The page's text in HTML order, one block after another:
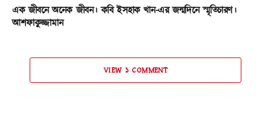
এক জীবনে অনেক জীবন। কবি ইসহাক খান-এর জন্মদিনে স্মৃতিচারণ।
আশফাকুজ্জামান
VIEW ১ COMMENT